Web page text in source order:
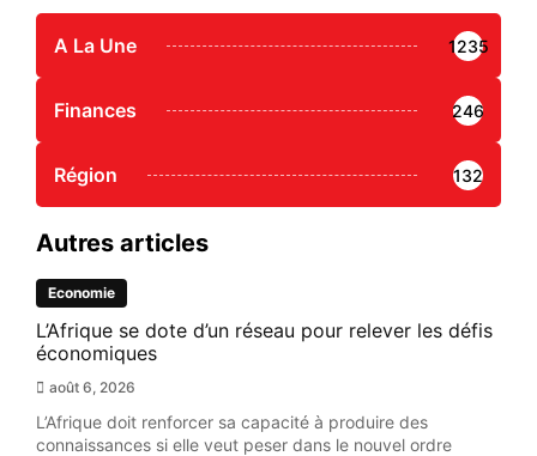
A La Une 1235
Finances 246
Région 132
Autres articles
Economie
L’Afrique se dote d’un réseau pour relever les défis
économiques
août 6, 2026
L’Afrique doit renforcer sa capacité à produire des
connaissances si elle veut peser dans le nouvel ordre